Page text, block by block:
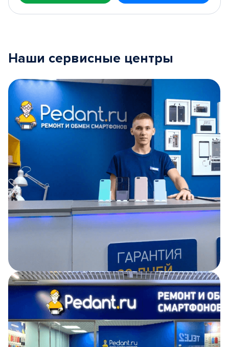
Наши сервисные центры